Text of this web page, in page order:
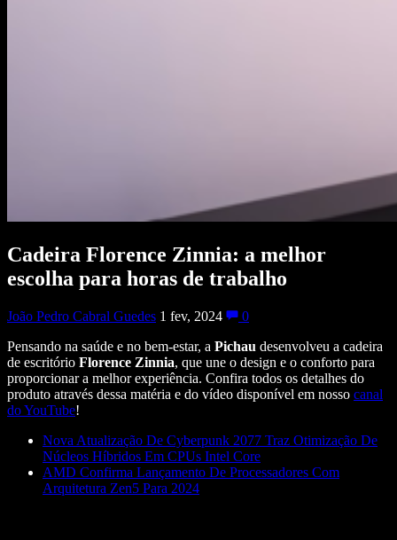
Cadeira Florence Zinnia: a melhor
escolha para horas de trabalho
João Pedro Cabral Guedes 1 fev, 2024
0
Pensando na saúde e no bem-estar, a Pichau desenvolveu a cadeira
de escritório Florence Zinnia, que une o design e o conforto para
proporcionar a melhor experiência. Confira todos os detalhes do
produto através dessa matéria e do vídeo disponível em nosso canal
do YouTube!
Nova Atualização De Cyberpunk 2077 Traz Otimização De
Núcleos Híbridos Em CPUs Intel Core
AMD Confirma Lançamento De Processadores Com
Arquitetura Zen5 Para 2024